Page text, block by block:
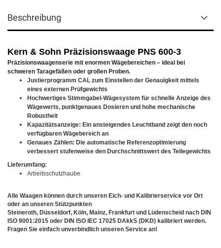
Beschreibung
Kern & Sohn Präzisionswaage PNS 600-3
Präzisionswaagenserie mit enormen Wägebereichen – ideal bei
schweren Taragefäßen oder großen Proben.
Justierprogramm CAL zum Einstellen der Genauigkeit mittels
eines externen Prüfgewichts
Hochwertiges Stimmgabel-Wägesystem für schnelle Anzeige des
Wägewerts, punktgenaues Dosieren und hohe mechanische
Robustheit
Kapazitätsanzeige: Ein ansteigendes Leuchtband zeigt den noch
verfügbaren Wägebereich an
Genaues Zählen: Die automatische Referenzoptimierung
verbessert stufenweise den Durchschnittswert des Teilegewichts
Lieferumfang:
Arbeitsschutzhaube
Alle Waagen können durch unseren Eich- und Kalibrierservice vor Ort
oder an unseren Stützpunkten
Steineroth, Düsseldorf, Köln, Mainz, Frankfurt und Lüdenscheid nach DIN
ISO 9001:2015 oder DIN ISO IEC 17025 DAkkS (DKD) kalibriert werden.
Fragen Sie einfach unverbindlich unseren Service an!